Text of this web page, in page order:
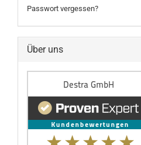
Passwort vergessen?
Über uns